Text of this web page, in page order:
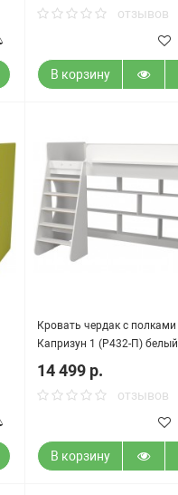
отзывов
В корзину
Кровать чердак с полками
Капризун 1 (Р432-П) белый
14 499 р.
отзывов
В корзину